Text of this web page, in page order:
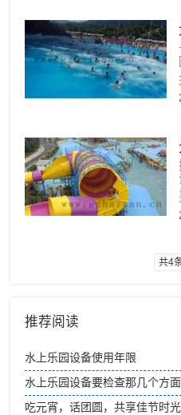
共4
推荐阅读
水上乐园设备使用年限
水上乐园设备要检查那几个方面
吃元宵，话团圆，共享佳节时光